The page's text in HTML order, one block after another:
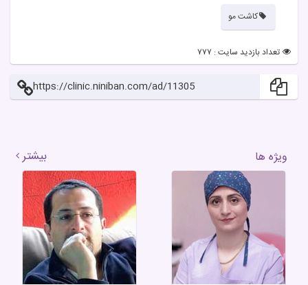
کاشت مو
تعداد بازدید سایت : ۷۷۷
https://clinic.niniban.com/ad/11305
ویژه ها بیشتر